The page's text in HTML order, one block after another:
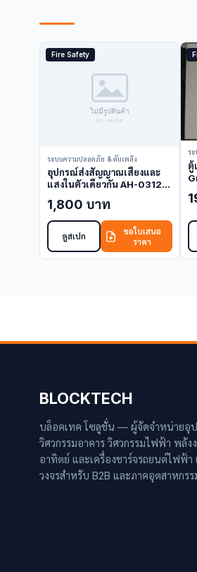
Fire Safety
ระบบความปลอดภัย & ดับเพลิง
อุปกรณ์ส่งสัญญาณเสียงและ
แสงในตัวเดียวกัน AH-03127-
1,800 บาท
ดูสเปก
ขอใบเสนอ
ราคา
ร
ตู้
BLOCKTECH
บล็อคเทค โซลูชั่น — ผู้จัดจำหน่ายอุ
วิศวกรรมอาคาร วิศวกรรมไฟฟ้า พลัง
อาทิตย์ และเครื่องชาร์จรถยนต์ไฟฟ้
วงจรสำหรับ B2B และภาคอุตสาหกรร